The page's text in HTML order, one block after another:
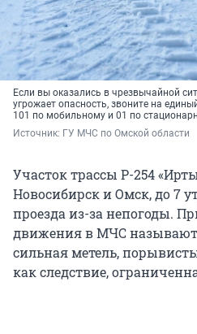
Если вы оказались в чрезвычайной
угрожает опасность, звоните на
101 по мобильному и 01 по
Источник: ГУ МЧС по Омской области
Участок трассы Р-254
Новосибирск и Омск, до 7
проезда из-за непогоды.
движения в МЧС называют
сильная метель,
как следствие,